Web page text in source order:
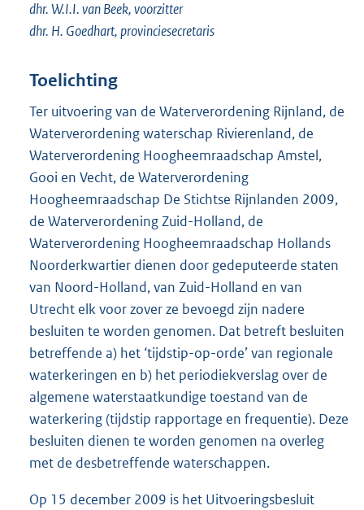
dhr. W.I.I. van Beek, voorzitter
dhr. H. Goedhart, provinciesecretaris
Toelichting
Ter uitvoering van de Waterverordening Rijnland, de
Waterverordening waterschap Rivierenland, de
Waterverordening Hoogheemraadschap Amstel,
Gooi en Vecht, de Waterverordening
Hoogheemraadschap De Stichtse Rijnlanden 2009,
de Waterverordening Zuid-Holland, de
Waterverordening Hoogheemraadschap Hollands
Noorderkwartier dienen door gedeputeerde staten
van Noord-Holland, van Zuid-Holland en van
Utrecht elk voor zover ze bevoegd zijn nadere
besluiten te worden genomen. Dat betreft besluiten
betreffende a) het ‘tijdstip-op-orde’ van regionale
waterkeringen en b) het periodiekverslag over de
algemene waterstaatkundige toestand van de
waterkering (tijdstip rapportage en frequentie). Deze
besluiten dienen te worden genomen na overleg
met de desbetreffende waterschappen.
Op 15 december 2009 is het Uitvoeringsbesluit